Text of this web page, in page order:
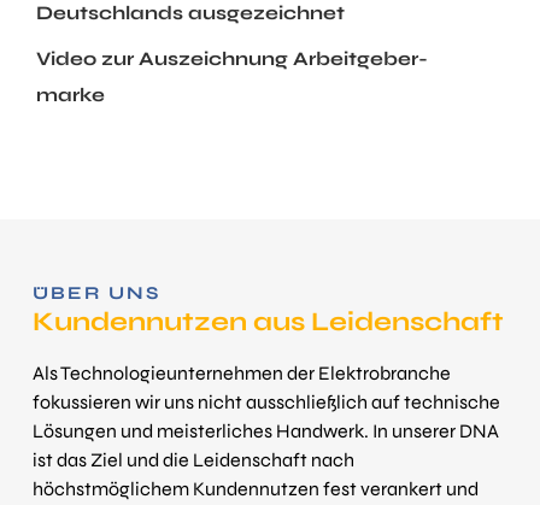
Deutsch­lands aus­ge­zeichnet
Video zur Aus­zeichnung Arbeit­geber­
marke
ÜBER UNS
Kunden­nutzen aus Leiden­schaft
Als Technologieunternehmen der Elektrobranche
fokussieren wir uns nicht ausschließ­lich auf technische
Lösungen und meisterliches Handwerk. In unserer DNA
ist das Ziel und die Leidenschaft nach
höchstmöglichem Kunden­nutzen fest verankert und